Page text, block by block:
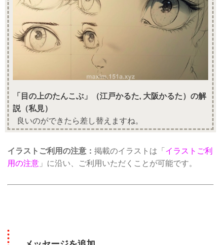
「目の上のたんこぶ」（江戸かるた, 大阪かるた）の解
説（私見）
良いのができたら差し替えますね。
イラストご利用の注意： 掲載のイラストは「 イラストご利
用の注意 」に沿い、ご利用いただくことが可能です。